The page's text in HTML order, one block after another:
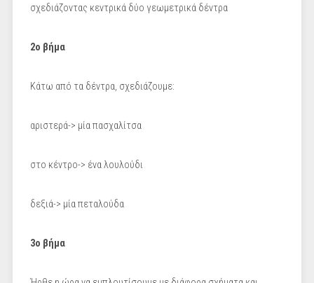
σχεδιάζοντας κεντρικά δύο γεωμετρικά δέντρα
2ο βήμα
Κάτω από τα δέντρα, σχεδιάζουμε:
αριστερά-> μία πασχαλίτσα
στο κέντρο-> ένα λουλούδι
δεξιά-> μία πεταλούδα
3ο βήμα